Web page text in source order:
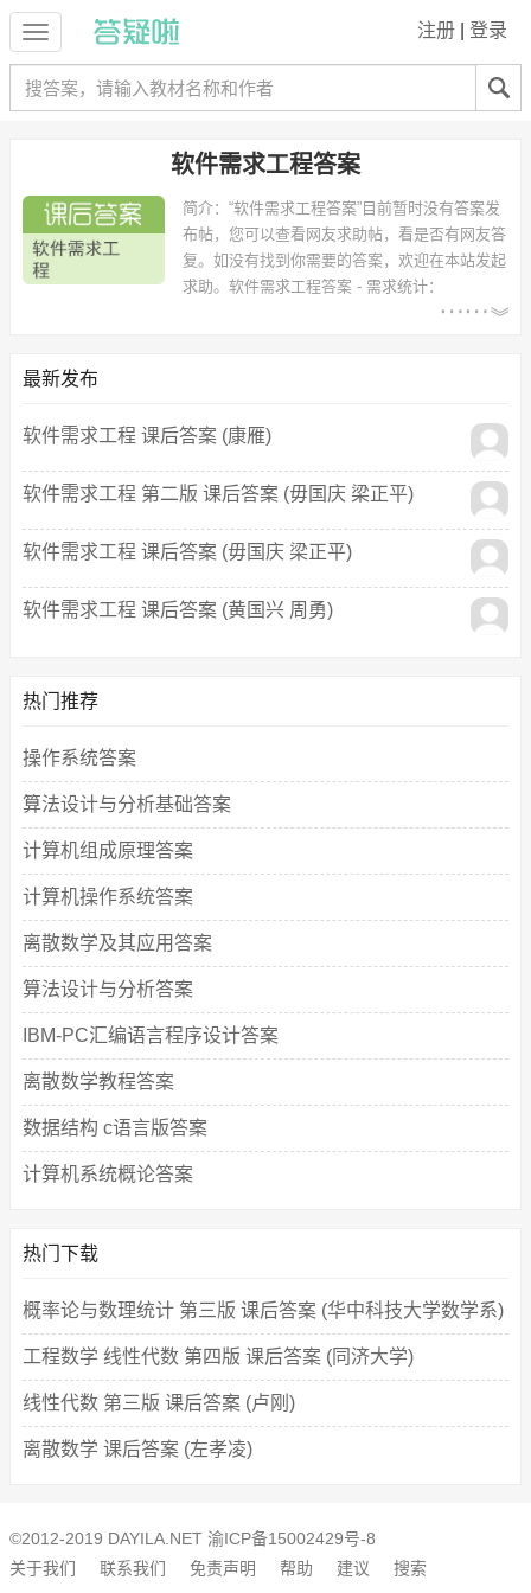
注册 登录
软件需求工程答案
简介： “软件需求工程答案”目前暂时没有答案发
布帖，您可以查看网友求助帖，看是否有网友答
复。如没有找到你需要的答案，欢迎在本站发起
求助。 软件需求工程答案 - 需求统计：
：软件工程、工商管理 等专业。
市学院、上海杉达大学、北京城市学院、天津师范大学 等。
最新发布
软件需求工程 课后答案 (康雁)
软件需求工程 第二版 课后答案 (毋国庆 梁正平)
软件需求工程 课后答案 (毋国庆 梁正平)
软件需求工程 课后答案 (黄国兴 周勇)
热门推荐
操作系统答案
算法设计与分析基础答案
计算机组成原理答案
计算机操作系统答案
离散数学及其应用答案
算法设计与分析答案
IBM-PC汇编语言程序设计答案
离散数学教程答案
数据结构 c语言版答案
计算机系统概论答案
热门下载
概率论与数理统计 第三版 课后答案 (华中科技大学数学系)
工程数学 线性代数 第四版 课后答案 (同济大学)
线性代数 第三版 课后答案 (卢刚)
离散数学 课后答案 (左孝凌)
©2012-2019 DAYILA.NET 渝ICP备15002429号-8
关于我们
联系我们 免责声明 帮助 建议 搜索